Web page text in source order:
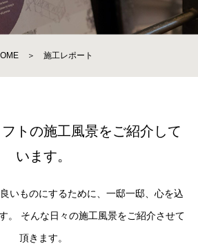
＞ 施工レポート
トの施工風景をご紹介して
います。
いものにするために、一邸一邸、心を込
。
そんな日々の施工風景をご紹介させて
頂きます。